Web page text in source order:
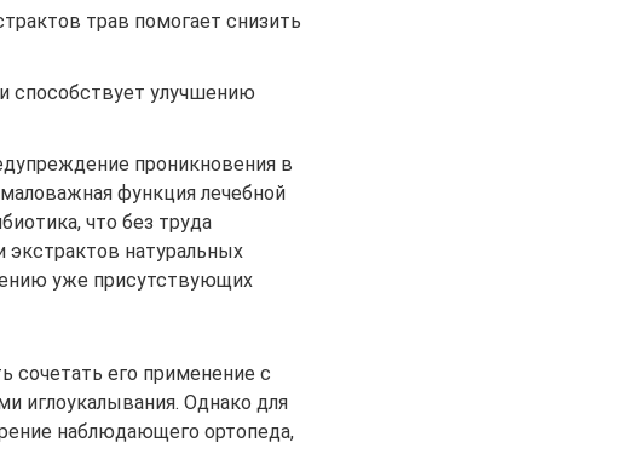
трав помогает снизить
способствует улучшению
проникновения в
функция лечебной
что без труда
экстрактов натуральных
уже присутствующих
его применение с
иглоукалывания. Однако для
наблюдающего ортопеда,